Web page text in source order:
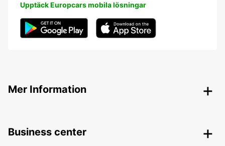
Upptäck Europcars mobila lösningar
Mer Information
Business center